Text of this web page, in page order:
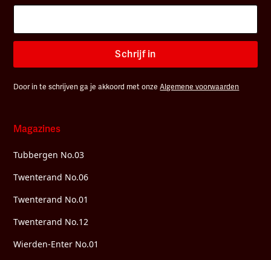
Schrijf in
Door in te schrijven ga je akkoord met onzeAlgemene voorwaarden
Magazines
Tubbergen No.03
Twenterand No.06
Twenterand No.01
Twenterand No.12
Wierden-Enter No.01